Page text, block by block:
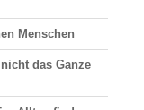
Menschen
das Ganze